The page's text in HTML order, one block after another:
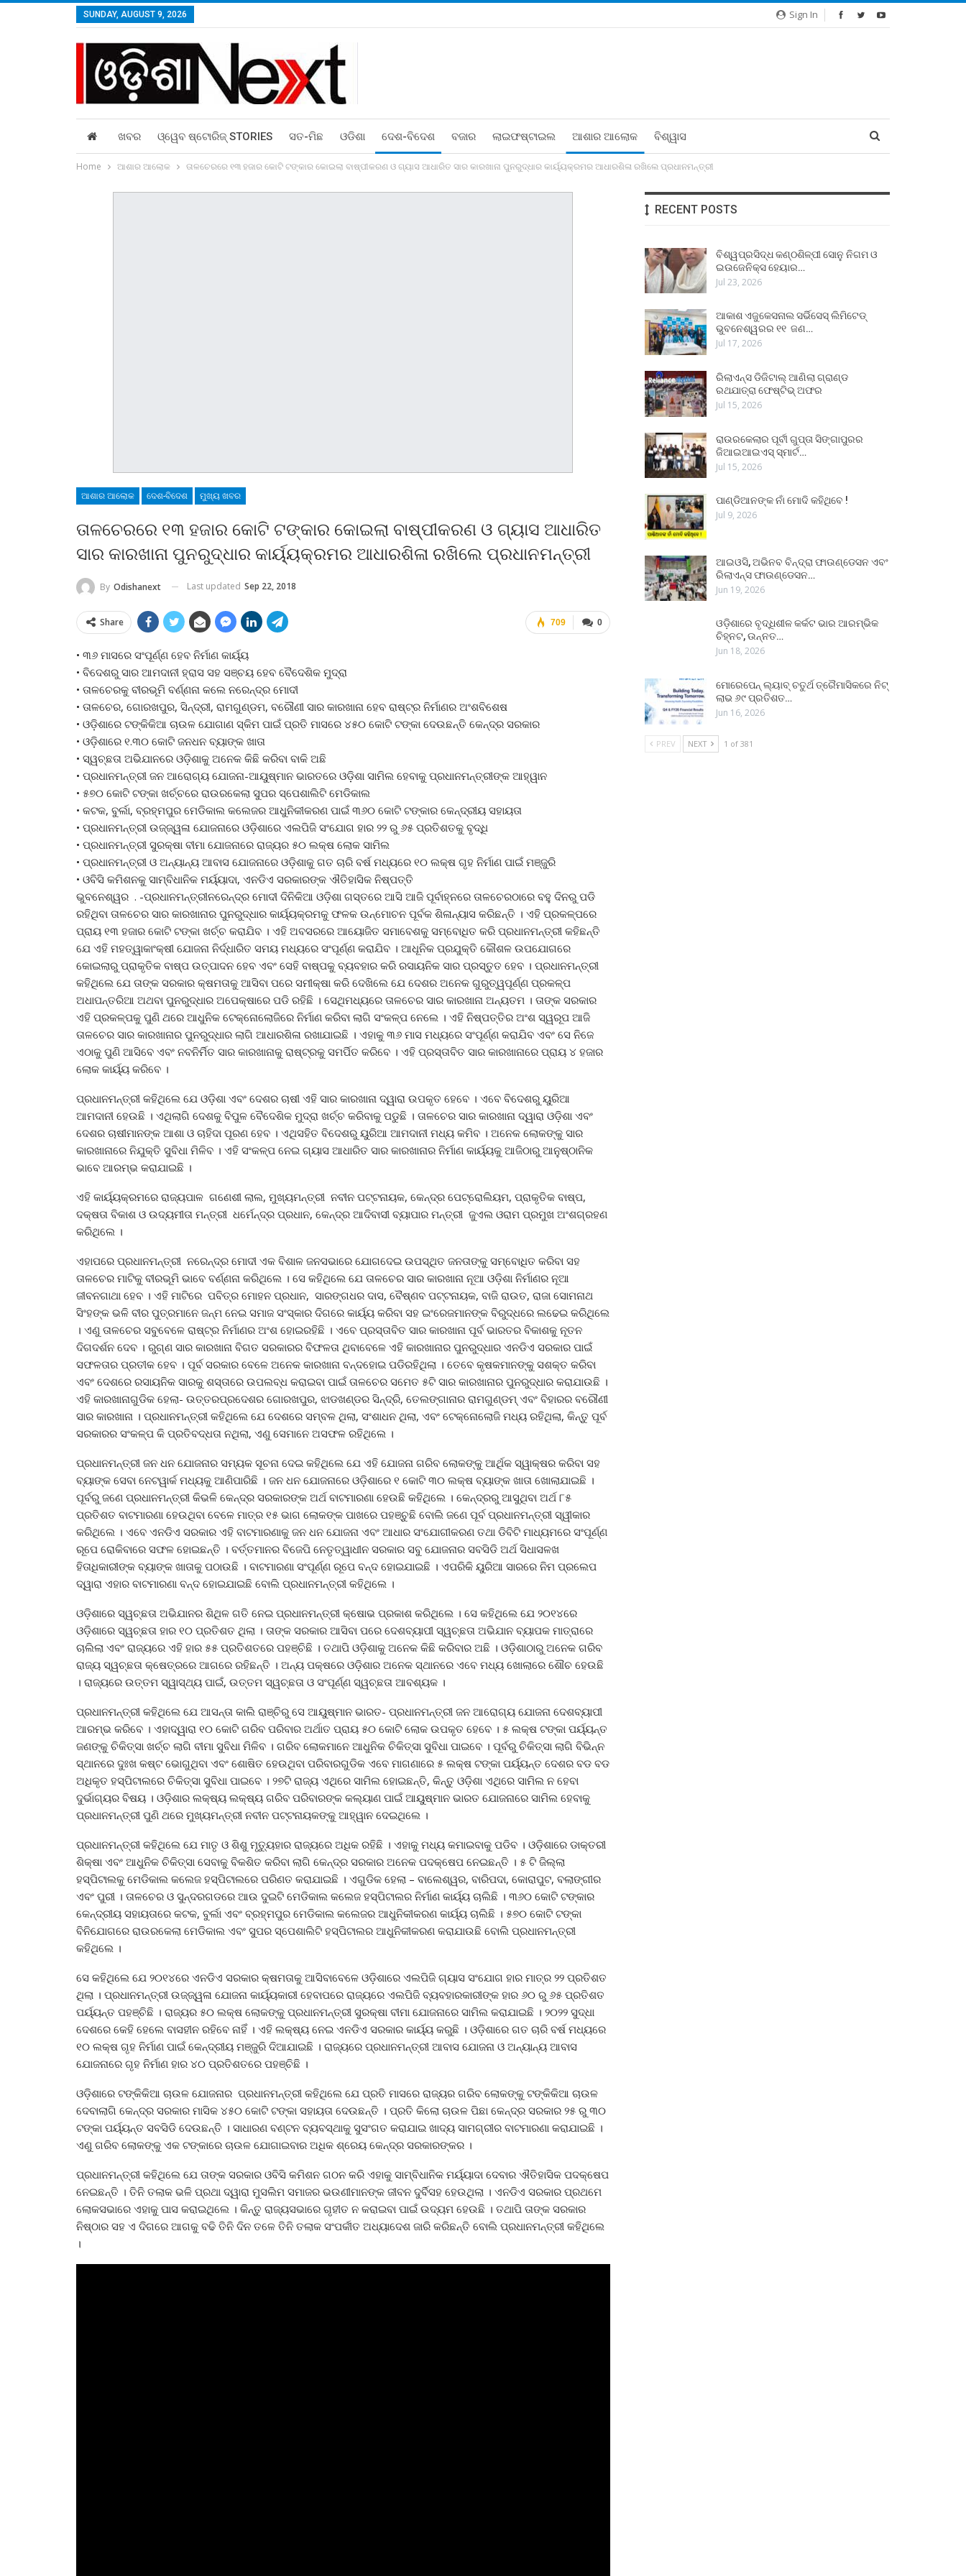
Sign In
SUNDAY, AUGUST 9, 2026
ଖବର ଓ୍ୱେବ ଷ୍ଟୋରିଜ୍‌ STORIES ସତ-ମିଛ ଓଡିଶା ଦେଶ-ବିଦେଶ ବଜାର ଲାଇଫଷ୍ଟାଇଲ ଆଶାର ଆଲୋକ ବିଶ୍ୱାସ
Home ଆଶାର ଆଲୋକ ତାଳଚେରରେ ୧୩ ହଜାର କୋଟି ଟଙ୍କାର କୋଇଲା ବାଷ୍ପୀକରଣ ଓ ଗ୍ୟାସ ଆଧାରିତ ସାର କାରଖାନା ପୁନରୁଦ୍ଧାର କାର୍ୟ୍ୟକ୍ରମର ଆଧାରଶିଳା ରଖିଲେ ପ୍ରଧାନମନ୍ତ୍ରୀ
ଆଶାର ଆଲୋକ ଦେଶ-ବିଦେଶ ମୁଖ୍ୟ ଖବର
ତାଳଚେରରେ ୧୩ ହଜାର କୋଟି ଟଙ୍କାର କୋଇଲା ବାଷ୍ପୀକରଣ ଓ ଗ୍ୟାସ ଆଧାରିତ
ସାର କାରଖାନା ପୁନରୁଦ୍ଧାର କାର୍ୟ୍ୟକ୍ରମର ଆଧାରଶିଳା ରଖିଲେ ପ୍ରଧାନମନ୍ତ୍ରୀ
By Odishanext Last updated Sep 22, 2018
0
709
Share
• ୩୬ ମାସରେ ସଂପୂର୍ଣ୍ଣ ହେବ ନିର୍ମାଣ କାର୍ୟ୍ୟ
• ବିଦେଶରୁ ସାର ଆମଦାନୀ ହ୍ରାସ ସହ ସଞ୍ଚୟ ହେବ ବୈଦେଶିକ ମୁଦ୍ରା
• ତାଳଚେରକୁ ବୀରଭୂମି ବର୍ଣ୍ଣନା କଲେ ନରେନ୍ଦ୍ର ମୋଦୀ
• ତାଳଚେର, ଗୋରଖପୁର, ସିନ୍ଦ୍ରୀ, ରାମଗୁଣ୍ଡମ, ବରୌଣୀ ସାର କାରଖାନା ହେବ ରାଷ୍ଟ୍ର ନିର୍ମାଣର ଅଂଶବିଶେଷ
• ଓଡ଼ିଶାରେ ଟଙ୍କିକିଆ ଚାଉଳ ଯୋଗାଣ ସ୍କିମ ପାଇଁ ପ୍ରତି ମାସରେ ୪୫୦ କୋଟି ଟଙ୍କା ଦେଉଛନ୍ତି କେନ୍ଦ୍ର ସରକାର
• ଓଡ଼ିଶାରେ ୧.୩୦ କୋଟି ଜନଧନ ବ୍ୟାଙ୍କ ଖାତା
• ସ୍ୱଚ୍ଛତା ଅଭିଯାନରେ ଓଡ଼ିଶାକୁ ଅନେକ କିଛି କରିବା ବାକି ଅଛି
• ପ୍ରଧାନମନ୍ତ୍ରୀ ଜନ ଆରୋଗ୍ୟ ଯୋଜନା-ଆୟୁଷ୍ମାନ ଭାରତରେ ଓଡ଼ିଶା ସାମିଲ ହେବାକୁ ପ୍ରଧାନମନ୍ତ୍ରୀଙ୍କ ଆହ୍ୱାନ
• ୫୭୦ କୋଟି ଟଙ୍କା ଖର୍ଚ୍ଚରେ ରାଉରକେଲା ସୁପର ସ୍ପେଶାଲିଟି ମେଡିକାଲ
• କଟକ, ବୁର୍ଲା, ବ୍ରହ୍ମପୁର ମେଡିକାଲ କଲେଜର ଆଧୁନିକୀକରଣ ପାଇଁ ୩୬୦ କୋଟି ଟଙ୍କାର କେନ୍ଦ୍ରୀୟ ସହାୟତା
• ପ୍ରଧାନମନ୍ତ୍ରୀ ଉଜ୍ଜ୍ୱଳା ଯୋଜନାରେ ଓଡ଼ିଶାରେ ଏଲପିଜି ସଂଯୋଗ ହାର ୨୨ ରୁ ୬୫ ପ୍ରତିଶତକୁ ବୃଦ୍ଧି
• ପ୍ରଧାନମନ୍ତ୍ରୀ ସୁରକ୍ଷା ବୀମା ଯୋଜନାରେ ରାଜ୍ୟର ୫୦ ଲକ୍ଷ ଲୋକ ସାମିଲ
• ପ୍ରଧାନମନ୍ତ୍ରୀ ଓ ଅନ୍ୟାନ୍ୟ ଆବାସ ଯୋଜନାରେ ଓଡ଼ିଶାକୁ ଗତ ଚାରି ବର୍ଷ ମଧ୍ୟରେ ୧୦ ଲକ୍ଷ ଗୃହ ନିର୍ମାଣ ପାଇଁ ମଞ୍ଜୁରି
• ଓବିସି କମିଶନକୁ ସାମ୍ବିଧାନିକ ମର୍ୟ୍ୟାଦା, ଏନଡିଏ ସରକାରଙ୍କ ଐତିହାସିକ ନିଷ୍ପତ୍ତି
ଭୁବନେଶ୍ୱର . -ପ୍ରଧାନମନ୍ତ୍ରୀନରେନ୍ଦ୍ର ମୋଦୀ ଦିନିକିଆ ଓଡ଼ିଶା ଗସ୍ତରେ ଆସି ଆଜି ପୂର୍ବାହ୍ନରେ ତାଳଚେରଠାରେ ବହୁ ଦିନରୁ ପଡି
ରହିଥିବା ତାଳଚେର ସାର କାରଖାନାର ପୁନରୁଦ୍ଧାର କାର୍ୟ୍ୟକ୍ରମକୁ ଫଳକ ଉନ୍ମୋଚନ ପୂର୍ବକ ଶିଳାନ୍ୟାସ କରିଛନ୍ତି । ଏହି ପ୍ରକଳ୍ପରେ
ପ୍ରାୟ ୧୩ ହଜାର କୋଟି ଟଙ୍କା ଖର୍ଚ୍ଚ କରାଯିବ । ଏହି ଅବସରରେ ଆୟୋଜିତ ସମାବେଶକୁ ସମ୍ବୋଧିତ କରି ପ୍ରଧାନମନ୍ତ୍ରୀ କହିଛନ୍ତି
ଯେ ଏହି ମହତ୍ୱାକାଂକ୍ଷୀ ଯୋଜନା ନିର୍ଦ୍ଧାରିତ ସମୟ ମଧ୍ୟରେ ସଂପୂର୍ଣ୍ଣ କରାଯିବ । ଆଧୂନିକ ପ୍ରଯୁକ୍ତି କୌଶଳ ଉପଯୋଗରେ
କୋଇଲାରୁ ପ୍ରାକୃତିକ ବାଷ୍ପ ଉତ୍ପାଦନ ହେବ ଏବଂ ସେହି ବାଷ୍ପକୁ ବ୍ୟବହାର କରି ରସାୟନିକ ସାର ପ୍ରସ୍ତୁତ ହେବ । ପ୍ରଧାନମନ୍ତ୍ରୀ
କହିଥିଲେ ଯେ ତାଙ୍କ ସରକାର କ୍ଷମତାକୁ ଆସିବା ପରେ ସମୀକ୍ଷା କରି ଦେଖିଲେ ଯେ ଦେଶର ଅନେକ ଗୁରୁତ୍ୱପୂର୍ଣ୍ଣ ପ୍ରକଳ୍ପ
ଅଧାପନ୍ତରିଆ ଅଥବା ପୁନରୁଦ୍ଧାର ଅପେକ୍ଷାରେ ପଡି ରହିଛି । ସେଥିମଧ୍ୟରେ ତାଳଚେର ସାର କାରଖାନା ଅନ୍ୟତମ । ତାଙ୍କ ସରକାର
ଏହି ପ୍ରକଳ୍ପକୁ ପୁଣି ଥରେ ଆଧୁନିକ ଟେକ୍ନୋଲୋଜିରେ ନିର୍ମାଣ କରିବା ଲାଗି ସଂକଳ୍ପ ନେଲେ । ଏହି ନିଷ୍ପତ୍ତିର ଅଂଶ ସ୍ୱରୂପ ଆଜି
ତାଳଚେର ସାର କାରଖାନାର ପୁନରୁଦ୍ଧାର ଲାଗି ଆଧାରଶିଳା ରଖାଯାଇଛି । ଏହାକୁ ୩୬ ମାସ ମଧ୍ୟରେ ସଂପୂର୍ଣ୍ଣ କରାଯିବ ଏବଂ ସେ ନିଜେ
ଏଠାକୁ ପୁଣି ଆସିବେ ଏବଂ ନବନିର୍ମିତ ସାର କାରଖାନାକୁ ରାଷ୍ଟ୍ରକୁ ସମର୍ପିତ କରିବେ । ଏହି ପ୍ରସ୍ତାବିତ ସାର କାରଖାନାରେ ପ୍ରାୟ ୪ ହଜାର
ଲୋକ କାର୍ୟ୍ୟ କରିବେ ।
ପ୍ରଧାନମନ୍ତ୍ରୀ କହିଥିଲେ ଯେ ଓଡ଼ିଶା ଏବଂ ଦେଶର ଚାଷୀ ଏହି ସାର କାରଖାନା ଦ୍ୱାରା ଉପକୃତ ହେବେ । ଏବେ ବିଦେଶରୁ ୟୁରିଆ
ଆମଦାନୀ ହେଉଛି । ଏଥିଲାଗି ଦେଶକୁ ବିପୁଳ ବୈଦେଶିକ ମୁଦ୍ରା ଖର୍ଚ୍ଚ କରିବାକୁ ପଡୁଛି । ତାଳଚେର ସାର କାରଖାନା ଦ୍ୱାରା ଓଡ଼ିଶା ଏବଂ
ଦେଶର ଚାଷୀମାନଙ୍କ ଆଶା ଓ ଚାହିଦା ପୂରଣ ହେବ । ଏଥିସହିତ ବିଦେଶରୁ ୟୁରିଆ ଆମଦାନୀ ମଧ୍ୟ କମିବ । ଅନେକ ଲୋକଙ୍କୁ ସାର
କାରଖାନାରେ ନିଯୁକ୍ତି ସୁବିଧା ମିଳିବ । ଏହି ସଂକଳ୍ପ ନେଇ ଗ୍ୟାସ ଆଧାରିତ ସାର କାରଖାନାର ନିର୍ମାଣ କାର୍ୟ୍ୟକୁ ଆଜିଠାରୁ ଆନୁଷ୍ଠାନିକ
ଭାବେ ଆରମ୍ଭ କରାଯାଇଛି ।
ଏହି କାର୍ୟ୍ୟକ୍ରମରେ ରାଜ୍ୟପାଳ ଗଣେଶୀ ଲାଲ, ମୁଖ୍ୟମନ୍ତ୍ରୀ ନବୀନ ପଟ୍ଟନାୟକ, କେନ୍ଦ୍ର ପେଟ୍ରୋଲିୟମ, ପ୍ରାକୃତିକ ବାଷ୍ପ,
ଦକ୍ଷତା ବିକାଶ ଓ ଉଦ୍ୟମୀତା ମନ୍ତ୍ରୀ ଧର୍ମେନ୍ଦ୍ର ପ୍ରଧାନ, କେନ୍ଦ୍ର ଆଦିବାସୀ ବ୍ୟାପାର ମନ୍ତ୍ରୀ ଜୁଏଲ ଓରାମ ପ୍ରମୁଖ ଅଂଶଗ୍ରହଣ
କରିଥିଲେ ।
ଏହାପରେ ପ୍ରଧାନମନ୍ତ୍ରୀ ନରେନ୍ଦ୍ର ମୋଦୀ ଏକ ବିଶାଳ ଜନସଭାରେ ଯୋଗଦେଇ ଉପସ୍ଥିତ ଜନତାଙ୍କୁ ସମ୍ବୋଧିତ କରିବା ସହ
ତାଳଚେର ମାଟିକୁ ବୀରଭୂମି ଭାବେ ବର୍ଣ୍ଣନା କରିଥିଲେ । ସେ କହିଥିଲେ ଯେ ତାଳଚେର ସାର କାରଖାନା ନୂଆ ଓଡ଼ିଶା ନିର୍ମାଣର ନୂଆ
ଜୀବନଗାଥା ହେବ । ଏହି ମାଟିରେ ପବିତ୍ର ମୋହନ ପ୍ରଧାନ, ସାରଙ୍ଗଧର ଦାସ, ବୈଷ୍ଣବ ପଟ୍ଟନାୟକ, ବାଜି ରାଉତ, ରାଜା ସୋମନାଥ
ସିଂହଙ୍କ ଭଳି ବୀର ପୁତ୍ରମାନେ ଜନ୍ମ ନେଇ ସମାଜ ସଂସ୍କାର ଦିଗରେ କାର୍ୟ୍ୟ କରିବା ସହ ଇଂରେଜମାନଙ୍କ ବିରୁଦ୍ଧରେ ଲଢେଇ କରିଥିଲେ
। ଏଣୁ ତାଳଚେର ସବୁବେଳେ ରାଷ୍ଟ୍ର ନିର୍ମାଣର ଅଂଶ ହୋଇରହିଛି । ଏବେ ପ୍ରସ୍ତାବିତ ସାର କାରଖାନା ପୂର୍ବ ଭାରତର ବିକାଶକୁ ନୂତନ
ଦିଗଦର୍ଶନ ଦେବ । ରୁଗ୍ଣ ସାର କାରଖାନା ବିଗତ ସରକାରର ବିଫଳତା ଥିବାବେଳେ ଏହି କାରଖାନାର ପୁନରୁଦ୍ଧାର ଏନଡିଏ ସରକାର ପାଇଁ
ସଫଳତାର ପ୍ରତୀକ ହେବ । ପୂର୍ବ ସରକାର ବେଳେ ଅନେକ କାରଖାନା ବନ୍ଦହୋଇ ପଡିରହିଥିଲା । ତେବେ କୃଷକମାନଙ୍କୁ ସଶକ୍ତ କରିବା
ଏବଂ ଦେଶରେ ରସାୟନିକ ସାରକୁ ଶସ୍ତାରେ ଉପଲବ୍ଧ କରାଇବା ପାଇଁ ତାଳଚେର ସମେତ ୫ଟି ସାର କାରଖାନାର ପୁନରୁଦ୍ଧାର କରାଯାଉଛି ।
ଏହି କାରଖାନାଗୁଡିକ ହେଲା- ଉତ୍ତରପ୍ରଦେଶର ଗୋରଖପୁର, ଝାଡଖଣ୍ଡର ସିନ୍ଦ୍ରି, ତେଲଙ୍ଗାନାର ରାମଗୁଣ୍ଡମ୍ ଏବଂ ବିହାରର ବରୌଣୀ
ସାର କାରଖାନା । ପ୍ରଧାନମନ୍ତ୍ରୀ କହିଥିଲେ ଯେ ଦେଶରେ ସମ୍ବଳ ଥିଲା, ସଂଶାଧନ ଥିଲା, ଏବଂ ଟେକ୍ନୋଲୋଜି ମଧ୍ୟ ରହିଥିଲା, କିନ୍ତୁ ପୂର୍ବ
ସରକାରର ସଂକଳ୍ପ କି ପ୍ରତିବଦ୍ଧତା ନଥିଲା, ଏଣୁ ସେମାନେ ଅସଫଳ ରହିଥିଲେ ।
ପ୍ରଧାନମନ୍ତ୍ରୀ ଜନ ଧନ ଯୋଜନାର ସମ୍ୟକ ସୂଚନା ଦେଇ କହିଥିଲେ ଯେ ଏହି ଯୋଜନା ଗରିବ ଲୋକଙ୍କୁ ଆର୍ଥିକ ସ୍ୱାକ୍ଷର କରିବା ସହ
ବ୍ୟାଙ୍କ ସେବା ନେଟୱାର୍କ ମଧ୍ୟକୁ ଆଣିପାରିଛି । ଜନ ଧନ ଯୋଜନାରେ ଓଡ଼ିଶାରେ ୧ କୋଟି ୩୦ ଲକ୍ଷ ବ୍ୟାଙ୍କ ଖାତା ଖୋଲାଯାଇଛି ।
ପୂର୍ବରୁ ଜଣେ ପ୍ରଧାନମନ୍ତ୍ରୀ କିଭଳି କେନ୍ଦ୍ର ସରକାରଙ୍କ ଅର୍ଥ ବାଟମାରଣା ହେଉଛି କହିଥିଲେ । କେନ୍ଦ୍ରରୁ ଆସୁଥିବା ଅର୍ଥ ୮୫
ପ୍ରତିଶତ ବାଟମାରଣା ହେଉଥିବା ବେଳେ ମାତ୍ର ୧୫ ଭାଗ ଲୋକଙ୍କ ପାଖରେ ପହଞ୍ଚୁଛି ବୋଲି ଜଣେ ପୂର୍ବ ପ୍ରଧାନମନ୍ତ୍ରୀ ସ୍ୱୀକାର
କରିଥିଲେ । ଏବେ ଏନଡିଏ ସରକାର ଏହି ବାଟମାରଣାକୁ ଜନ ଧନ ଯୋଜନା ଏବଂ ଆଧାର ସଂଯୋଗୀକରଣ ତଥା ଡିବିଟି ମାଧ୍ୟମରେ ସଂପୂର୍ଣ୍ଣ
ରୂପେ ରୋକିବାରେ ସଫଳ ହୋଇଛନ୍ତି । ବର୍ତ୍ତମାନର ବିଜେପି ନେତୃତ୍ୱାଧୀନ ସରକାର ସବୁ ଯୋଜନାର ସବସିଡି ଅର୍ଥ ସିଧାସଳଖ
ହିତାଧିକାରୀଙ୍କ ବ୍ୟାଙ୍କ ଖାତାକୁ ପଠାଉଛି । ବାଟମାରଣା ସଂପୂର୍ଣ୍ଣ ରୂପେ ବନ୍ଦ ହୋଇଯାଇଛି । ଏପରିକି ୟୁରିଆ ସାରରେ ନିମ ପ୍ରଲେପ
ଦ୍ୱାରା ଏହାର ବାଟମାରଣା ବନ୍ଦ ହୋଇଯାଇଛି ବୋଲି ପ୍ରଧାନମନ୍ତ୍ରୀ କହିଥିଲେ ।
ଓଡ଼ିଶାରେ ସ୍ୱଚ୍ଛତା ଅଭିଯାନର ଶିଥିଳ ଗତି ନେଇ ପ୍ରଧାନମନ୍ତ୍ରୀ କ୍ଷୋଭ ପ୍ରକାଶ କରିଥିଲେ । ସେ କହିଥିଲେ ଯେ ୨୦୧୪ରେ
ଓଡ଼ିଶାରେ ସ୍ୱଚ୍ଛତା ହାର ୧୦ ପ୍ରତିଶତ ଥିଲା । ତାଙ୍କ ସରକାର ଆସିବା ପରେ ଦେଶବ୍ୟାପୀ ସ୍ୱଚ୍ଛତା ଅଭିଯାନ ବ୍ୟାପକ ମାତ୍ରାରେ
ଚାଲିଲା ଏବଂ ରାଜ୍ୟରେ ଏହି ହାର ୫୫ ପ୍ରତିଶତରେ ପହଞ୍ଚିଛି । ତଥାପି ଓଡ଼ିଶାକୁ ଅନେକ କିଛି କରିବାର ଅଛି । ଓଡ଼ିଶାଠାରୁ ଅନେକ ଗରିବ
ରାଜ୍ୟ ସ୍ୱଚ୍ଛତା କ୍ଷେତ୍ରରେ ଆଗରେ ରହିଛନ୍ତି । ଅନ୍ୟ ପକ୍ଷରେ ଓଡ଼ିଶାର ଅନେକ ସ୍ଥାନରେ ଏବେ ମଧ୍ୟ ଖୋଲାରେ ଶୌଚ ହେଉଛି
। ରାଜ୍ୟରେ ଉତ୍ତମ ସ୍ୱାସ୍ଥ୍ୟ ପାଇଁ, ଉତ୍ତମ ସ୍ୱଚ୍ଛତା ଓ ସଂପୂର୍ଣ୍ଣ ସ୍ୱଚ୍ଛତା ଆବଶ୍ୟକ ।
ପ୍ରଧାନମନ୍ତ୍ରୀ କହିଥିଲେ ଯେ ଆସନ୍ତା କାଲି ରାଞ୍ଚିରୁ ସେ ଆୟୁଷ୍ମାନ ଭାରତ- ପ୍ରଧାନମନ୍ତ୍ରୀ ଜନ ଆରୋଗ୍ୟ ଯୋଜନା ଦେଶବ୍ୟାପୀ
ଆରମ୍ଭ କରିବେ । ଏହାଦ୍ୱାରା ୧୦ କୋଟି ଗରିବ ପରିବାର ଅର୍ଥାତ ପ୍ରାୟ ୫୦ କୋଟି ଲୋକ ଉପକୃତ ହେବେ । ୫ ଲକ୍ଷ ଟଙ୍କା ପର୍ୟ୍ୟନ୍ତ
ଜଣଙ୍କୁ ଚିକିତ୍ସା ଖର୍ଚ୍ଚ ଲାଗି ବୀମା ସୁବିଧା ମିଳିବ । ଗରିବ ଲୋକମାନେ ଆଧୁନିକ ଚିକିତ୍ସା ସୁବିଧା ପାଇବେ । ପୂର୍ବରୁ ଚିକିତ୍ସା ଲାଗି ବିଭିନ୍ନ
ସ୍ଥାନରେ ଦୁଃଖ କଷ୍ଟ ଭୋଗୁଥିବା ଏବଂ ଶୋଷିତ ହେଉଥିବା ପରିବାରଗୁଡିକ ଏବେ ମାଗଣାରେ ୫ ଲକ୍ଷ ଟଙ୍କା ପର୍ୟ୍ୟନ୍ତ ଦେଶର ବଡ ବଡ
ଅଧିକୃତ ହସ୍ପିଟାଲରେ ଚିକିତ୍ସା ସୁବିଧା ପାଇବେ । ୨୭ଟି ରାଜ୍ୟ ଏଥିରେ ସାମିଲ ହୋଇଛନ୍ତି, କିନ୍ତୁ ଓଡ଼ିଶା ଏଥିରେ ସାମିଲ ନ ହେବା
ଦୁର୍ଭାଗ୍ୟର ବିଷୟ । ଓଡ଼ିଶାର ଲକ୍ଷ୍ୟ ଲକ୍ଷ୍ୟ ଗରିବ ପରିବାରଙ୍କ କଲ୍ୟାଣ ପାଇଁ ଆୟୁଷ୍ମାନ ଭାରତ ଯୋଜନାରେ ସାମିଲ ହେବାକୁ
ପ୍ରଧାନମନ୍ତ୍ରୀ ପୁଣି ଥରେ ମୁଖ୍ୟମନ୍ତ୍ରୀ ନବୀନ ପଟ୍ଟନାୟକଙ୍କୁ ଆହ୍ୱାନ ଦେଇଥିଲେ ।
ପ୍ରଧାନମନ୍ତ୍ରୀ କହିଥିଲେ ଯେ ମାତୃ ଓ ଶିଶୁ ମୃତ୍ୟୁହାର ରାଜ୍ୟରେ ଅଧିକ ରହିଛି । ଏହାକୁ ମଧ୍ୟ କମାଇବାକୁ ପଡିବ । ଓଡ଼ିଶାରେ ଡାକ୍ତରୀ
ଶିକ୍ଷା ଏବଂ ଆଧୁନିକ ଚିକିତ୍ସା ସେବାକୁ ବିକଶିତ କରିବା ଲାଗି କେନ୍ଦ୍ର ସରକାର ଅନେକ ପଦକ୍ଷେପ ନେଇଛନ୍ତି । ୫ ଟି ଜିଲ୍ଲା
ହସ୍ପିଟାଲକୁ ମେଡିକାଲ କଲେଜ ହସ୍ପିଟାଲରେ ପରିଣତ କରାଯାଇଛି । ଏଗୁଡିକ ହେଲା – ବାଲେଶ୍ୱର, ବାରିପଦା, କୋରାପୁଟ, ବଲାଙ୍ଗୀର
ଏବଂ ପୁରୀ । ତାଳଚେର ଓ ସୁନ୍ଦରଗଡରେ ଆଉ ଦୁଇଟି ମେଡିକାଲ କଲେଜ ହସ୍ପିଟାଲର ନିର୍ମାଣ କାର୍ୟ୍ୟ ଚାଲିଛି । ୩୬୦ କୋଟି ଟଙ୍କାର
କେନ୍ଦ୍ରୀୟ ସହାୟତାରେ କଟକ, ବୁର୍ଲା ଏବଂ ବ୍ରହ୍ମପୁର ମେଡିକାଲ କଲେଜର ଆଧୁନିକୀକରଣ କାର୍ୟ୍ୟ ଚାଲିଛି । ୫୭୦ କୋଟି ଟଙ୍କା
ବିନିଯୋଗରେ ରାଉରକେଲା ମେଡିକାଲ ଏବଂ ସୁପର ସ୍ପେଶାଲିଟି ହସ୍ପିଟାଲର ଆଧୁନିକୀକରଣ କରାଯାଉଛି ବୋଲି ପ୍ରଧାନମନ୍ତ୍ରୀ
କହିଥିଲେ ।
ସେ କହିଥିଲେ ଯେ ୨୦୧୪ରେ ଏନଡିଏ ସରକାର କ୍ଷମତାକୁ ଆସିବାବେଳେ ଓଡ଼ିଶାରେ ଏଲପିଜି ଗ୍ୟାସ ସଂଯୋଗ ହାର ମାତ୍ର ୨୨ ପ୍ରତିଶତ
ଥିଲା । ପ୍ରଧାନମନ୍ତ୍ରୀ ଉଜ୍ଜ୍ୱଳା ଯୋଜନା କାର୍ୟ୍ୟକାରୀ ହେବାପରେ ରାଜ୍ୟରେ ଏଲପିଜି ବ୍ୟବହାରକାରୀଙ୍କ ହାର ୬୦ ରୁ ୬୫ ପ୍ରତିଶତ
ପର୍ୟ୍ୟନ୍ତ ପହଞ୍ଚିଛି । ରାଜ୍ୟର ୫୦ ଲକ୍ଷ ଲୋକଙ୍କୁ ପ୍ରଧାନମନ୍ତ୍ରୀ ସୁରକ୍ଷା ବୀମା ଯୋଜନାରେ ସାମିଲ କରାଯାଇଛି । ୨୦୨୨ ସୁଦ୍ଧା
ଦେଶରେ କେହି ହେଲେ ବାସହୀନ ରହିବେ ନାହିଁ । ଏହି ଲକ୍ଷ୍ୟ ନେଇ ଏନଡିଏ ସରକାର କାର୍ୟ୍ୟ କରୁଛି । ଓଡ଼ିଶାରେ ଗତ ଚାରି ବର୍ଷ ମଧ୍ୟରେ
୧୦ ଲକ୍ଷ ଗୃହ ନିର୍ମାଣ ପାଇଁ କେନ୍ଦ୍ରୀୟ ମଞ୍ଜୁରି ଦିଆଯାଇଛି । ରାଜ୍ୟରେ ପ୍ରଧାନମନ୍ତ୍ରୀ ଆବାସ ଯୋଜନା ଓ ଅନ୍ୟାନ୍ୟ ଆବାସ
ଯୋଜନାରେ ଗୃହ ନିର୍ମାଣ ହାର ୪୦ ପ୍ରତିଶତରେ ପହଞ୍ଚିଛି ।
ଓଡ଼ିଶାରେ ଟଙ୍କିକିଆ ଚାଉଳ ଯୋଜନାର ପ୍ରଧାନମନ୍ତ୍ରୀ କହିଥିଲେ ଯେ ପ୍ରତି ମାସରେ ରାଜ୍ୟର ଗରିବ ଲୋକଙ୍କୁ ଟଙ୍କିକିଆ ଚାଉଳ
ଦେବାଲାଗି କେନ୍ଦ୍ର ସରକାର ମାସିକ ୪୫୦ କୋଟି ଟଙ୍କା ସହାୟତା ଦେଉଛନ୍ତି । ପ୍ରତି କିଲୋ ଚାଉଳ ପିଛା କେନ୍ଦ୍ର ସରକାର ୨୫ ରୁ ୩୦
ଟଙ୍କା ପର୍ୟ୍ୟନ୍ତ ସବସିଡି ଦେଉଛନ୍ତି । ସାଧାରଣ ବଣ୍ଟନ ବ୍ୟବସ୍ଥାକୁ ସୁସଂଗତ କରାଯାଇ ଖାଦ୍ୟ ସାମଗ୍ରୀର ବାଟମାରଣା କରାଯାଇଛି ।
ଏଣୁ ଗରିବ ଲୋକଙ୍କୁ ଏକ ଟଙ୍କାରେ ଚାଉଳ ଯୋଗାଇବାର ଅଧିକ ଶ୍ରେୟ କେନ୍ଦ୍ର ସରକାରଙ୍କର ।
ପ୍ରଧାନମନ୍ତ୍ରୀ କହିଥିଲେ ଯେ ତାଙ୍କ ସରକାର ଓବିସି କମିଶନ ଗଠନ କରି ଏହାକୁ ସାମ୍ବିଧାନିକ ମର୍ୟ୍ୟାଦା ଦେବାର ଐତିହାସିକ ପଦକ୍ଷେପ
ନେଇଛନ୍ତି । ତିନି ତଲାକ ଭଳି ପ୍ରଥା ଦ୍ୱାରା ମୁସଲିମ ସମାଜର ଭଉଣୀମାନଙ୍କ ଜୀବନ ଦୁର୍ବିସହ ହେଉଥିଲା । ଏନଡିଏ ସରକାର ପ୍ରଥମେ
ଲୋକସଭାରେ ଏହାକୁ ପାସ କରାଇଥିଲେ । କିନ୍ତୁ ରାଜ୍ୟସଭାରେ ଗୃହୀତ ନ କରାଇବା ପାଇଁ ଉଦ୍ୟମ ହେଉଛି । ତଥାପି ତାଙ୍କ ସରକାର
ନିଷ୍ଠାର ସହ ଏ ଦିଗରେ ଆଗକୁ ବଢି ତିନି ଦିନ ତଳେ ତିନି ତଲାକ ସଂପର୍କୀତ ଅଧ୍ୟାଦେଶ ଜାରି କରିଛନ୍ତି ବୋଲି ପ୍ରଧାନମନ୍ତ୍ରୀ କହିଥିଲେ
।
RECENT POSTS
ବିଶ୍ୱପ୍ରସିଦ୍ଧ କଣ୍ଠଶିଳ୍ପୀ ସୋନୁ ନିଗମ ଓ
ଇଉଜେନିକ୍ସ ହେୟାର…
Jul 23, 2026
ଆକାଶ ଏଜୁକେସନାଲ ସର୍ଭିସେସ୍ ଲିମିଟେଡ୍
ଭୁବନେଶ୍ୱରର ୧୧ ଜଣ…
Jul 17, 2026
ରିଲାଏନ୍ସ ଡିଜିଟାଲ୍ ଆଣିଲା ଗ୍ରାଣ୍ଡ
ରଥଯାତ୍ରା ଫେଷ୍ଟିଭ୍ ଅଫର
Jul 15, 2026
ରାଉରକେଲାର ପୂର୍ବୀ ଗୁପ୍ତା ସିଙ୍ଗାପୁରର
ଜିଆଇଆଇଏସ୍ ସ୍ମାର୍ଟ…
Jul 15, 2026
ପାଣ୍ଡିଆନଙ୍କ ନାଁ ମୋଦି କହିଥିବେ !
Jul 9, 2026
ଆଇଓସି, ଅଭିନବ ବିନ୍ଦ୍ରା ଫାଉଣ୍ଡେସନ ଏବଂ
ରିଲାଏନ୍ସ ଫାଉଣ୍ଡେସନ…
Jun 19, 2026
ଓଡ଼ିଶାରେ ବୃଦ୍ଧିଶୀଳ କର୍କଟ ଭାର ଆରମ୍ଭିକ
ଚିହ୍ନଟ, ଉନ୍ନତ…
Jun 18, 2026
ମୋରେପେନ୍ ଲ୍ୟାବ୍ ଚତୁର୍ଥ ତ୍ରୈମାସିକରେ ନିଟ୍
ଲାଭ ୬୯ ପ୍ରତିଶତ…
Jun 16, 2026
PREV NEXT 1 of 381